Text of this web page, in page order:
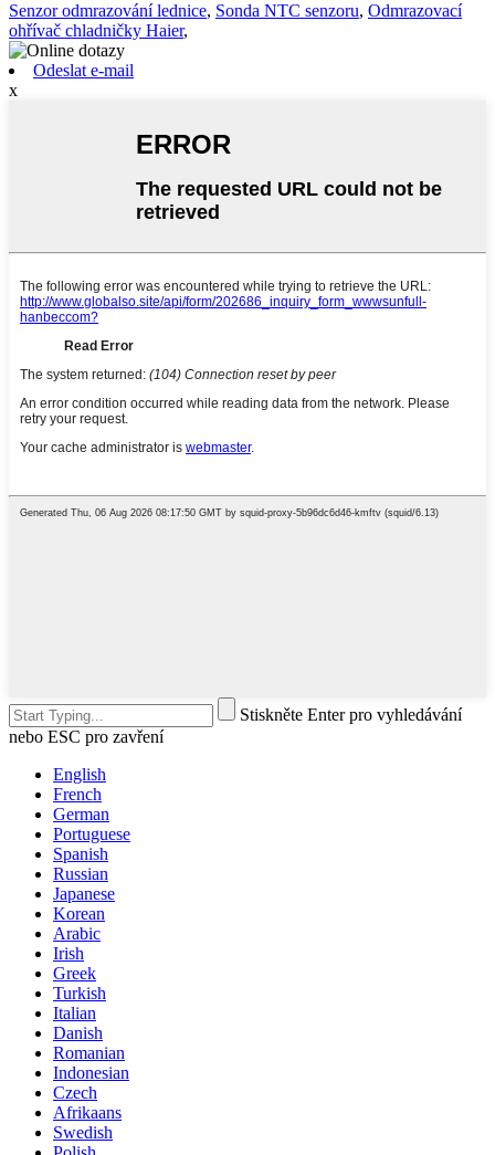
Senzor odmrazování lednice, Sonda NTC senzoru, Odmrazovací
ohřívač chladničky Haier,
Odeslat e-mail
x
Stiskněte Enter pro vyhledávání
nebo ESC pro zavření
English
French
German
Portuguese
Spanish
Russian
Japanese
Korean
Arabic
Irish
Greek
Turkish
Italian
Danish
Romanian
Indonesian
Czech
Afrikaans
Swedish